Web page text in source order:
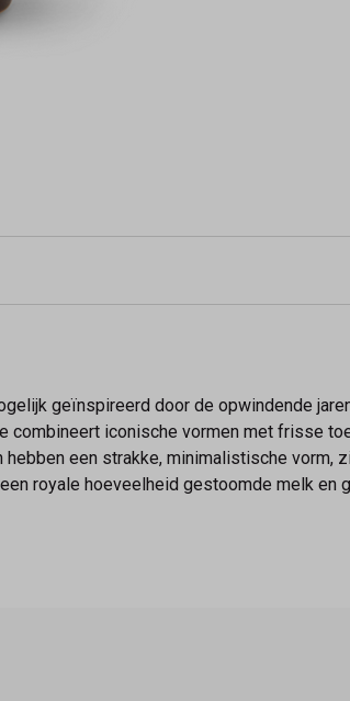
geïnspireerd door de opwindende
combineert iconische vormen met frisse
een strakke, minimalistische
royale hoeveelheid gestoomde melk